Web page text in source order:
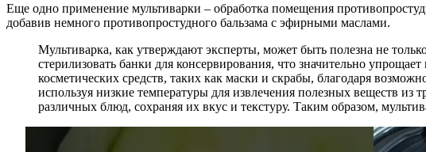
Еще одно применение мультиварки – обработка помещения
добавив немного противопростудного бальзама с эфирными маслами.
Мультиварка, как утверждают эксперты, может быть полезна не
стерилизовать банки для консервирования, что значительно
косметических средств, таких как маски и скрабы, благодаря
используя низкие температуры для извлечения полезных веществ
различных блюд, сохраняя их вкус и текстуру. Таким образом,